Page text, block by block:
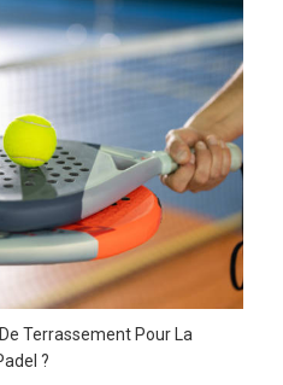
Terrassement Pour La
?